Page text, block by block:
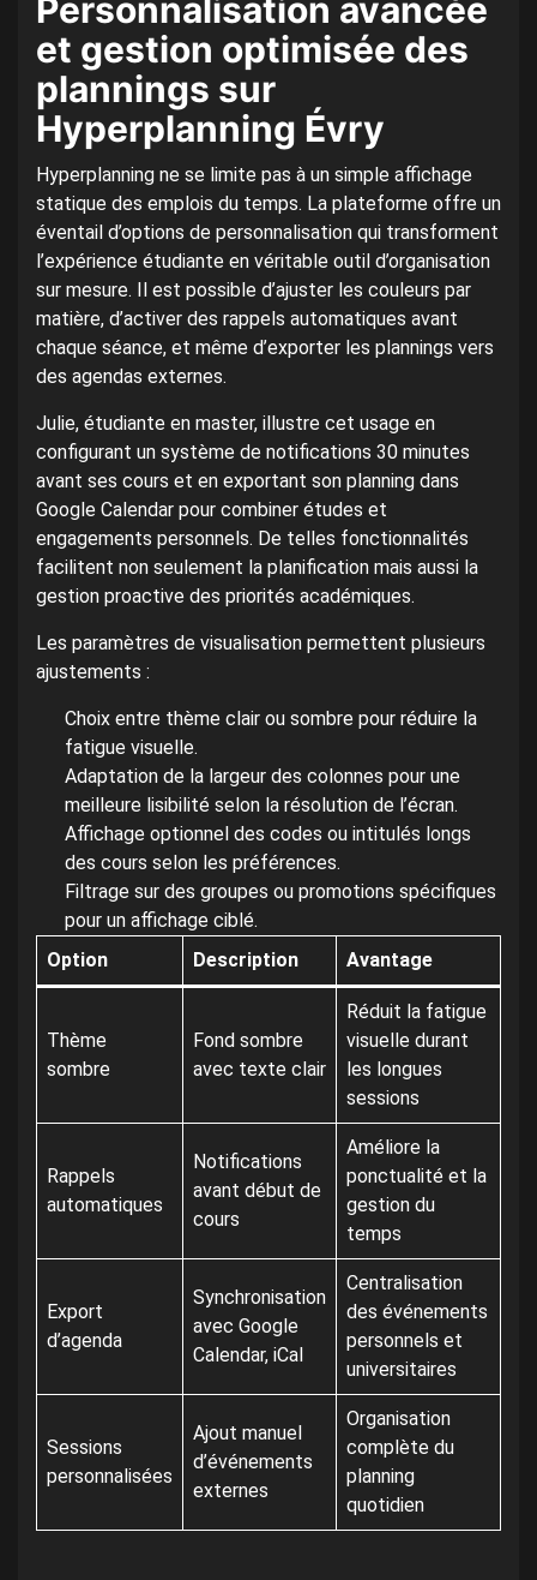
Personnalisation avancée
et gestion optimisée des
plannings sur
Hyperplanning Évry
Hyperplanning ne se limite pas à un simple affichage
statique des emplois du temps. La plateforme offre un
éventail d’options de personnalisation qui transforment
l’expérience étudiante en véritable outil d’organisation
sur mesure. Il est possible d’ajuster les couleurs par
matière, d’activer des rappels automatiques avant
chaque séance, et même d’exporter les plannings vers
des agendas externes.
Julie, étudiante en master, illustre cet usage en
configurant un système de notifications 30 minutes
avant ses cours et en exportant son planning dans
Google Calendar pour combiner études et
engagements personnels. De telles fonctionnalités
facilitent non seulement la planification mais aussi la
gestion proactive des priorités académiques.
Les paramètres de visualisation permettent plusieurs
ajustements :
Choix entre thème clair ou sombre pour réduire la
fatigue visuelle.
Adaptation de la largeur des colonnes pour une
meilleure lisibilité selon la résolution de l’écran.
Affichage optionnel des codes ou intitulés longs
des cours selon les préférences.
Filtrage sur des groupes ou promotions spécifiques
pour un affichage ciblé.
Option
Description Avantage
Thème
sombre
Fond sombre
avec texte clair
Réduit la fatigue
visuelle durant
les longues
sessions
Rappels
automatiques
Notifications
avant début de
cours
Améliore la
ponctualité et la
gestion du
temps
Export
d’agenda
Synchronisation
avec Google
Calendar, iCal
Centralisation
des événements
personnels et
universitaires
Sessions
personnalisées
Ajout manuel
d’événements
externes
Organisation
complète du
planning
quotidien